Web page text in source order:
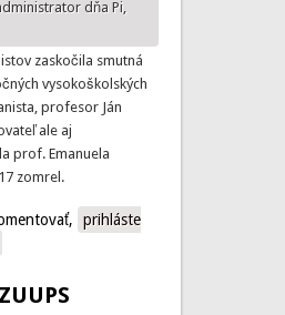
dňa Pi,
zaskočila smutná
vysokoškolských
profesor Ján
ale aj
prof. Emanuela
zomrel.
Jánom Kavanom, PhD.
prihláste